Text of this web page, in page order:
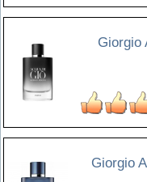
Giorgio
Giorgio